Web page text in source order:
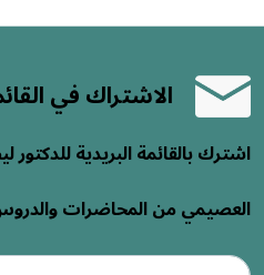
الاشتراك في
اشترك بالقائمة البريدية
العصيمي من المحاضرات